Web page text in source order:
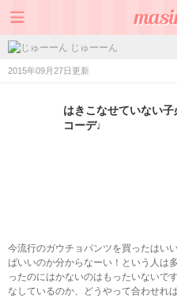
じゅーーん
2015年09月27日更新
はきこなせていない
コーデ♩
今流行のガウチョパンツを買ったはい
ばいいのか分からなーい！という人は
ったのにはかないのはもったいないで
なしているのか、どうやって合わせれ